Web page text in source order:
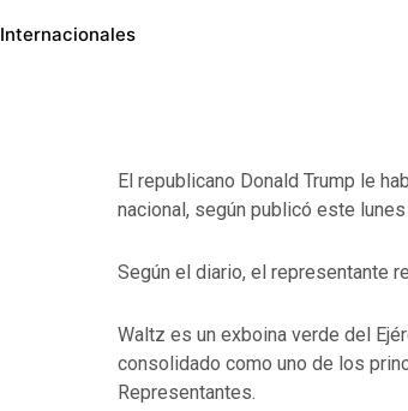
Internacionales
El republicano Donald Trump le
nacional, según publicó este
Según el diario, el representante
Waltz es un exboina verde del
consolidado como uno de los
Representantes.